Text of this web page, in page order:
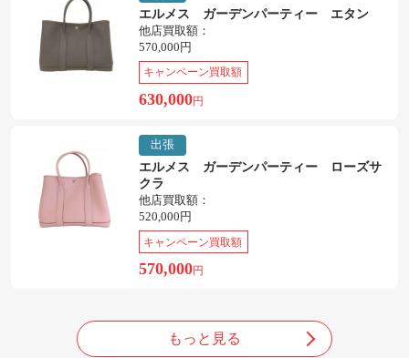
エルメス ガーデンパーティー エタン
他店買取額：
570,000円
キャンペーン買取額
630,000円
出張
エルメス ガーデンパーティー ローズサ
クラ
他店買取額：
520,000円
キャンペーン買取額
570,000円
もっと見る